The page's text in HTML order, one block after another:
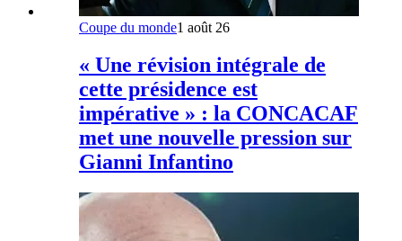
Coupe du monde1 août 26
« Une révision intégrale de
cette présidence est
impérative » : la CONCACAF
met une nouvelle pression sur
Gianni Infantino